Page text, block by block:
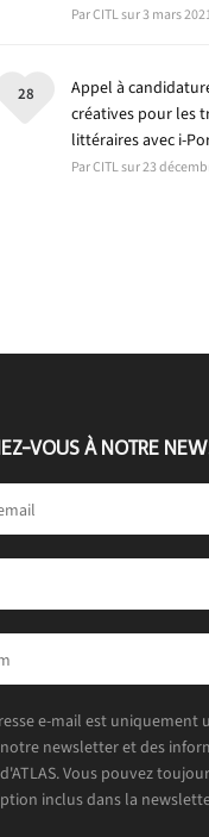
Par CITL sur 3 mars
Appel à
créatives pour les
littéraires avec i-
Par CITL sur 23
28
VOUS À NOTRE
e-mail est uniquement
newsletter et des
Vous pouvez
inclus dans la